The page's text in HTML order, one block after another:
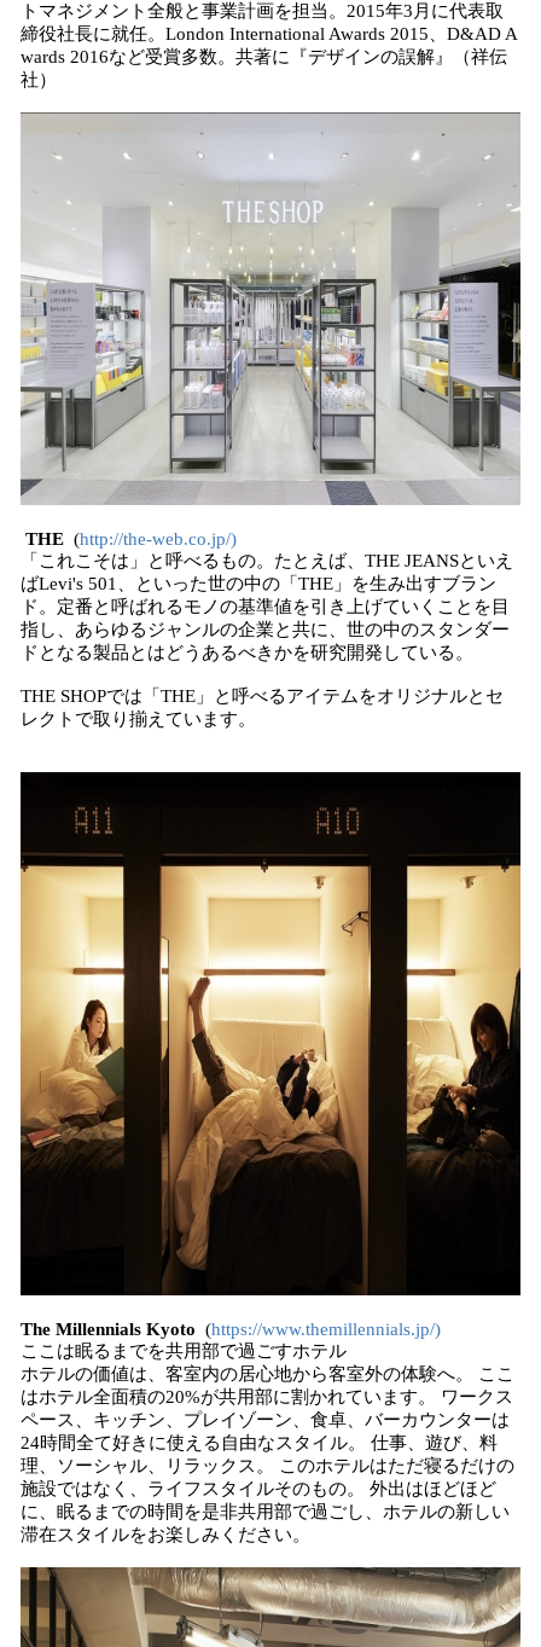
トマネジメント全般と事業計画を担当。2015年3月に代表取
締役社長に就任。London International Awards 2015、D&AD A
wards 2016など受賞多数。共著に『デザインの誤解』（祥伝
社）
THE (http://the-web.co.jp/)
「これこそは」と呼べるもの。たとえば、THE JEANSといえ
ばLevi's 501、といった世の中の「THE」を生み出すブラン
ド。定番と呼ばれるモノの基準値を引き上げていくことを目
指し、あらゆるジャンルの企業と共に、世の中のスタンダー
ドとなる製品とはどうあるべきかを研究開発している。
THE SHOPでは「THE」と呼べるアイテムをオリジナルとセ
レクトで取り揃えています。
The Millennials Kyoto (https://www.themillennials.jp/)
ここは眠るまでを共用部で過ごすホテル
ホテルの価値は、客室内の居心地から客室外の体験へ。 ここ
はホテル全面積の20%が共用部に割かれています。 ワークス
ペース、キッチン、プレイゾーン、食卓、バーカウンターは
24時間全て好きに使える自由なスタイル。 仕事、遊び、料
理、ソーシャル、リラックス。 このホテルはただ寝るだけの
施設ではなく、ライフスタイルそのもの。 外出はほどほど
に、眠るまでの時間を是非共用部で過ごし、ホテルの新しい
滞在スタイルをお楽しみください。